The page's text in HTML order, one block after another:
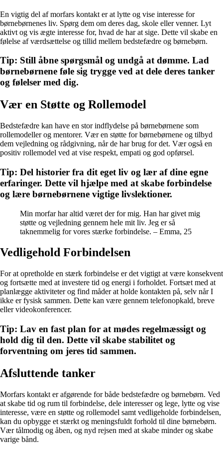
En vigtig del af morfars kontakt er at lytte og vise interesse for
børnebørnenes liv. Spørg dem om deres dag, skole eller venner. Lyt
aktivt og vis ægte interesse for, hvad de har at sige. Dette vil skabe en
følelse af værdsættelse og tillid mellem bedstefædre og børnebørn.
Tip: Still åbne spørgsmål og undgå at dømme. Lad
børnebørnene føle sig trygge ved at dele deres tanker
og følelser med dig.
Vær en Støtte og Rollemodel
Bedstefædre kan have en stor indflydelse på børnebørnene som
rollemodeller og mentorer. Vær en støtte for børnebørnene og tilbyd
dem vejledning og rådgivning, når de har brug for det. Vær også en
positiv rollemodel ved at vise respekt, empati og god opførsel.
Tip: Del historier fra dit eget liv og lær af dine egne
erfaringer. Dette vil hjælpe med at skabe forbindelse
og lære børnebørnene vigtige livslektioner.
Min morfar har altid været der for mig. Han har givet mig
støtte og vejledning gennem hele mit liv. Jeg er så
taknemmelig for vores stærke forbindelse. – Emma, 25
Vedligehold Forbindelsen
For at opretholde en stærk forbindelse er det vigtigt at være konsekvent
og fortsætte med at investere tid og energi i forholdet. Fortsæt med at
planlægge aktiviteter og find måder at holde kontakten på, selv når I
ikke er fysisk sammen. Dette kan være gennem telefonopkald, breve
eller videokonferencer.
Tip: Lav en fast plan for at mødes regelmæssigt og
hold dig til den. Dette vil skabe stabilitet og
forventning om jeres tid sammen.
Afsluttende tanker
Morfars kontakt er afgørende for både bedstefædre og børnebørn. Ved
at skabe tid og rum til forbindelse, dele interesser og lege, lytte og vise
interesse, være en støtte og rollemodel samt vedligeholde forbindelsen,
kan du opbygge et stærkt og meningsfuldt forhold til dine børnebørn.
Vær tålmodig og åben, og nyd rejsen med at skabe minder og skabe
varige bånd.